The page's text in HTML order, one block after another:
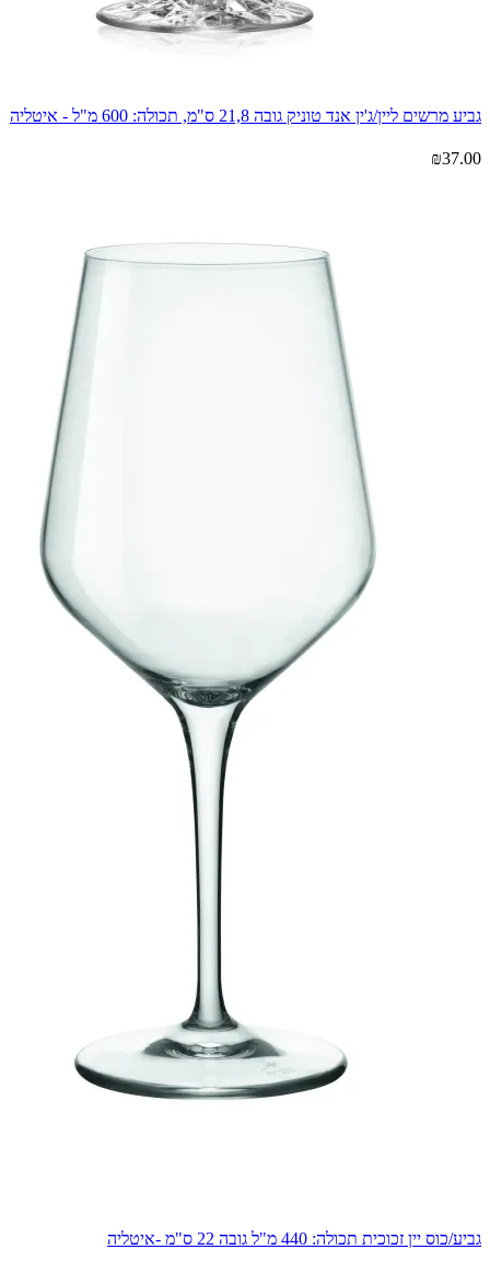
גביע מרשים ליין/ג'ין אנד טוניק גובה 21,8 ס"מ, תכולה: 600 מ"ל - איטליה
₪37.00
גביע/כוס יין זכוכית תכולה: 440 מ"ל גובה 22 ס"מ -איטליה